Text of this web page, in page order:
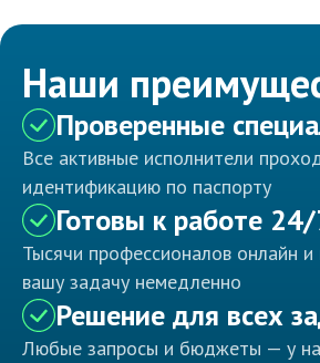
Наши
Проверенные
Все активные исполнители
идентификацию по паспорту
Готовы к работе
Тысячи профессионалов онлайн и
вашу задачу немедленно
Решение для всех
Любые запросы и бюджеты — у